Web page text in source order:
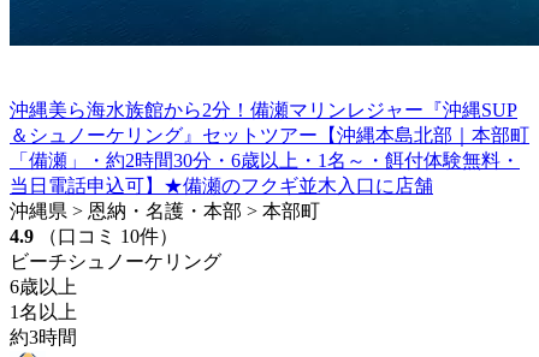
沖縄美ら海水族館から2分！備瀬マリンレジャー『沖縄SUP
＆シュノーケリング』セットツアー【沖縄本島北部｜本部町
「備瀬」・約2時間30分・6歳以上・1名～・餌付体験無料・
当日電話申込可】★備瀬のフクギ並木入口に店舗
沖縄県 > 恩納・名護・本部 > 本部町
4.9
（口コミ 10件）
ビーチシュノーケリング
6歳以上
1名以上
約3時間